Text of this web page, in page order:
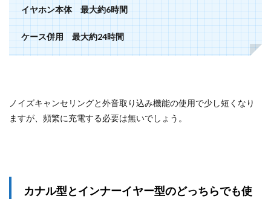
イヤホン本体 最大約6時間
ケース併用 最大約24時間
ノイズキャンセリングと外音取り込み機能の使用で少し短くなり
ますが、頻繁に充電する必要は無いでしょう。
カナル型とインナーイヤー型のどっちらでも使